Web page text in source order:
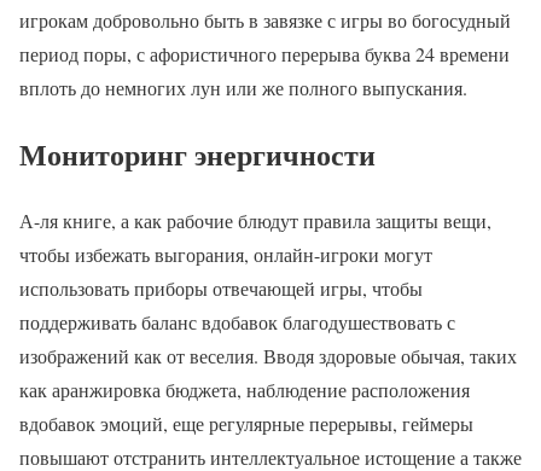
игрокам добровольно быть в завязке с игры во богосудный
период поры, с афористичного перерыва буква 24 времени
вплоть до немногих лун или же полного выпускания.
Мониторинг энергичности
А-ля книге, а как рабочие блюдут правила защиты вещи,
чтобы избежать выгорания, онлайн-игроки могут
использовать приборы отвечающей игры, чтобы
поддерживать баланс вдобавок благодушествовать с
изображений как от веселия. Вводя здоровые обычая, таких
как аранжировка бюджета, наблюдение расположения
вдобавок эмоций, еще регулярные перерывы, геймеры
повышают отстранить интеллектуальное истощение а также